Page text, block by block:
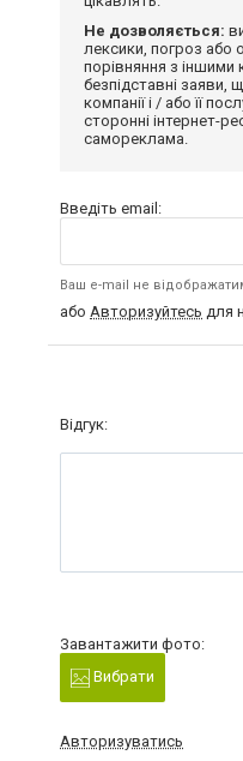
Не дозволяється:
лексики, погроз або
порівняння з
безпідставні заяви,
компанії і / або її
сторонні інтернет-
самореклама.
Введіть email:
Ваш e-mail не
або Авторизуйтесь для
Відгук:
Завантажити фото:
Вибрати
Авторизуватись